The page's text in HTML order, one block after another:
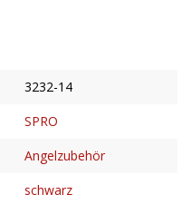
3232-14
SPRO
Angelzubehör
schwarz